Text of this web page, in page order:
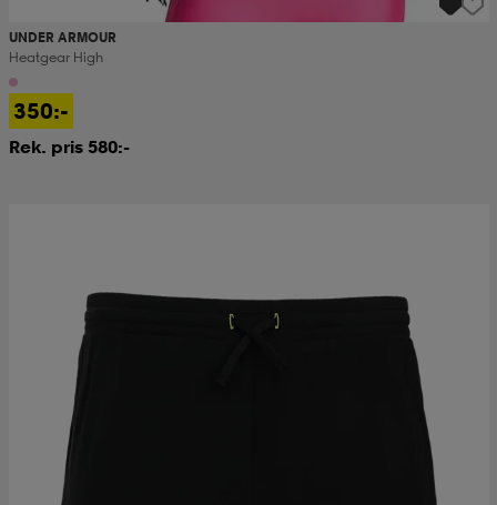
UNDER ARMOUR
Heatgear High
350:-
Rek. pris 580:-